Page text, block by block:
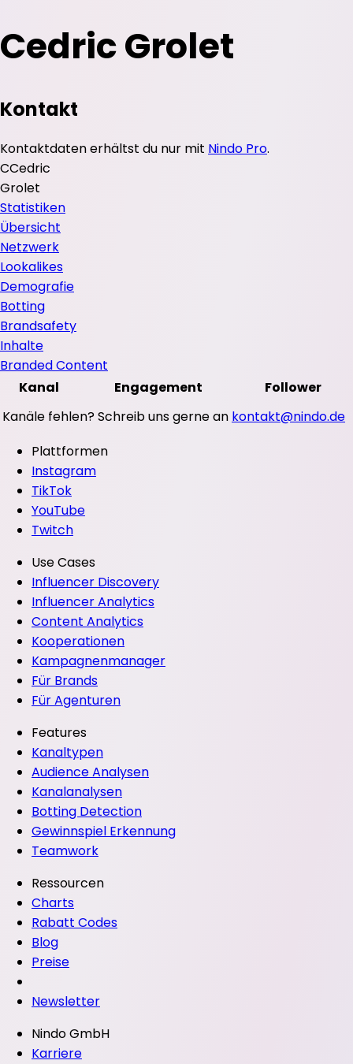
Cedric Grolet
Kontakt
Kontaktdaten erhältst du nur mit Nindo Pro.
CCedric
Grolet
Statistiken
Übersicht
Netzwerk
Lookalikes
Demografie
Botting
Brandsafety
Inhalte
Branded Content
Kanal
Engagement
Follower
Kanäle fehlen? Schreib uns gerne an kontakt@nindo.de
Plattformen
Instagram
TikTok
YouTube
Twitch
Use Cases
Influencer Discovery
Influencer Analytics
Content Analytics
Kooperationen
Kampagnenmanager
Für Brands
Für Agenturen
Features
Kanaltypen
Audience Analysen
Kanalanalysen
Botting Detection
Gewinnspiel Erkennung
Teamwork
Ressourcen
Charts
Rabatt Codes
Blog
Preise
Newsletter
Nindo GmbH
Karriere